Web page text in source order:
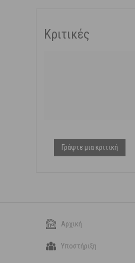
Κριτικές
Γράψτε μια κριτική
Αρχική
Υποστήριξη